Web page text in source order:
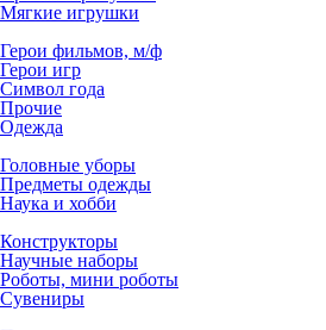
Мягкие игрушки
Герои фильмов, м/ф
Герои игр
Символ года
Прочие
Одежда
Головные уборы
Предметы одежды
Наука и хобби
Конструкторы
Научные наборы
Роботы, мини роботы
Сувениры